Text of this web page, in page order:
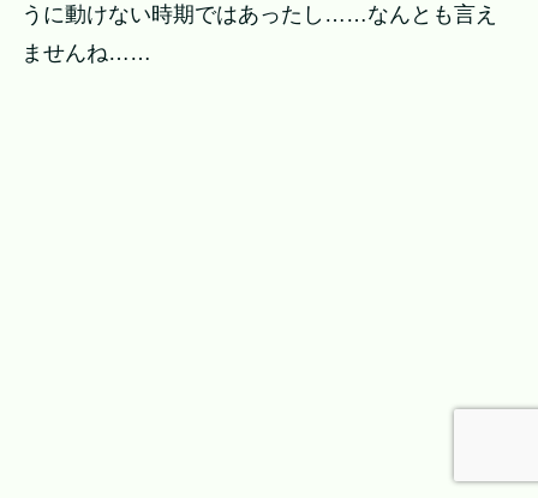
うに動けない時期ではあったし……なんとも言え
ませんね……